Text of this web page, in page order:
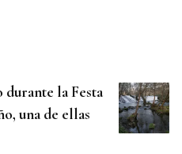
durante la Festa
una de ellas